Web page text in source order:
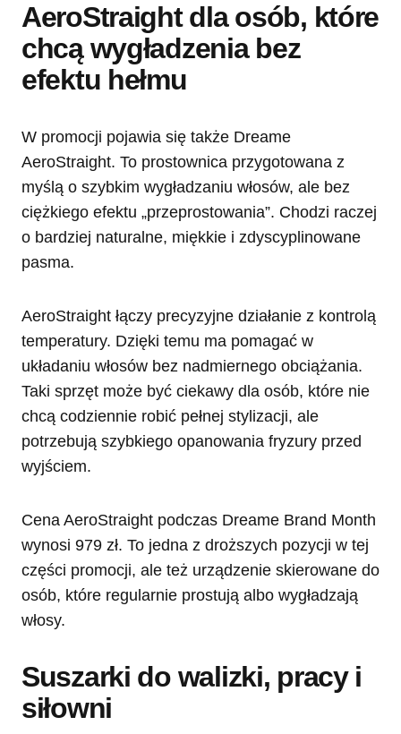
AeroStraight dla osób, które
chcą wygładzenia bez
efektu hełmu
W promocji pojawia się także Dreame
AeroStraight. To prostownica przygotowana z
myślą o szybkim wygładzaniu włosów, ale bez
ciężkiego efektu „przeprostowania”. Chodzi raczej
o bardziej naturalne, miękkie i zdyscyplinowane
pasma.
AeroStraight łączy precyzyjne działanie z kontrolą
temperatury. Dzięki temu ma pomagać w
układaniu włosów bez nadmiernego obciążania.
Taki sprzęt może być ciekawy dla osób, które nie
chcą codziennie robić pełnej stylizacji, ale
potrzebują szybkiego opanowania fryzury przed
wyjściem.
Cena AeroStraight podczas Dreame Brand Month
wynosi 979 zł. To jedna z droższych pozycji w tej
części promocji, ale też urządzenie skierowane do
osób, które regularnie prostują albo wygładzają
włosy.
Suszarki do walizki, pracy i
siłowni